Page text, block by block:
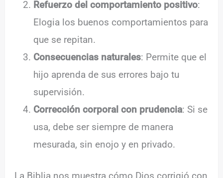
Refuerzo del comportamiento positivo:
Elogia los buenos comportamientos para
que se repitan.
Consecuencias naturales: Permite que el
hijo aprenda de sus errores bajo tu
supervisión.
Corrección corporal con prudencia: Si se
usa, debe ser siempre de manera
mesurada, sin enojo y en privado.